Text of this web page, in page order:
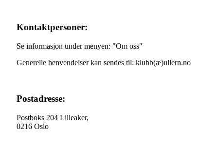
Kontaktpersoner:
Se informasjon under menyen: "Om oss"
Generelle henvendelser kan sendes til: klubb(æ)ullern.no
Postadresse:
Postboks 204 Lilleaker,
0216 Oslo